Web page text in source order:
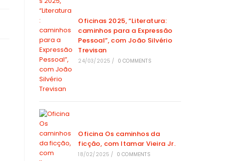
Oficinas 2025, “Literatura:
caminhos para a Expressão
Pessoal”, com João Silvério
Trevisan
24/03/2025 / 0 COMMENTS
Oficina Os caminhos da
ficção, com Itamar Vieira Jr.
18/02/2025 / 0 COMMENTS